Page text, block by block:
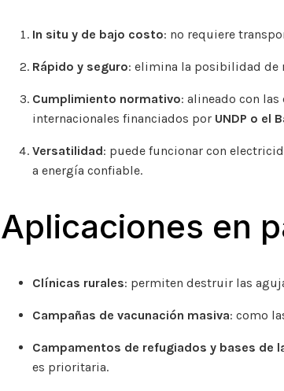
In situ y de bajo costo: no requiere
Rápido y seguro: elimina la posibilidad de
Cumplimiento normativo: alineado con
internacionales financiados por UNDP o el
Versatilidad: puede funcionar con
a energía confiable.
Aplicaciones en
Clínicas rurales: permiten destruir las
Campañas de vacunación masiva: como
Campamentos de refugiados y bases de
es prioritaria.